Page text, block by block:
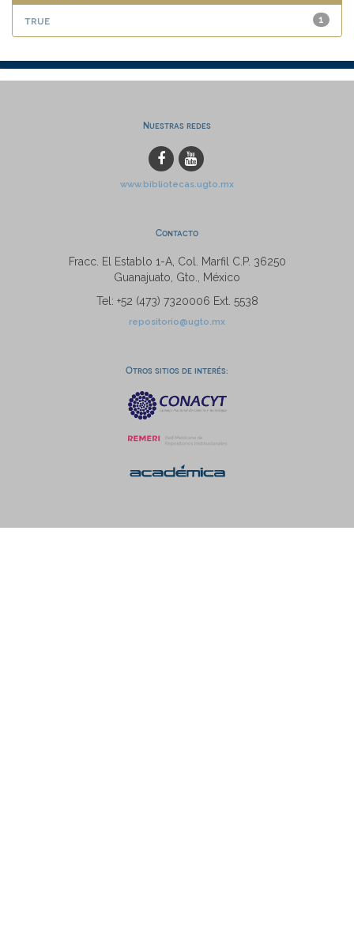
1
true
Nuestras redes
www.bibliotecas.ugto.mx
Contacto
Fracc. El Establo 1-A, Col. Marfil C.P. 36250
Guanajuato, Gto., México
Tel: +52 (473) 7320006 Ext. 5538
repositorio@ugto.mx
Otros sitios de interés: